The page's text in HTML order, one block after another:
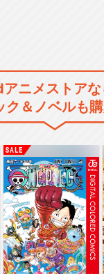
アニメストアな
ク＆ノベルも購